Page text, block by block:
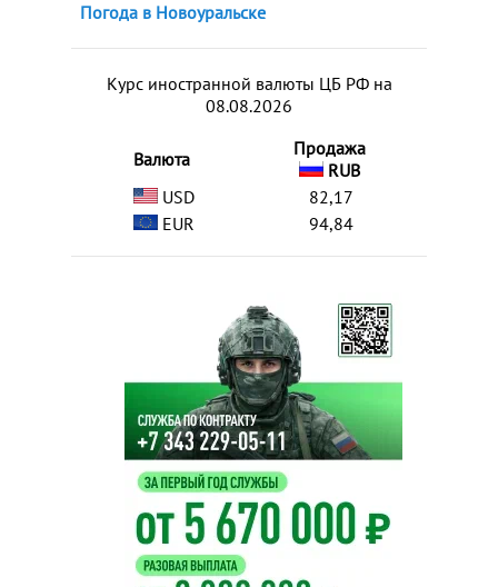
Погода в Новоуральске
Курс иностранной валюты ЦБ РФ на
08.08.2026
Валюта
Продажа
RUB
USD
82,17
EUR
94,84